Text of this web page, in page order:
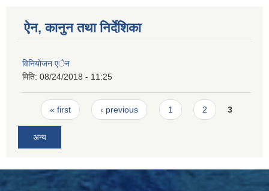
ऐन, कानुन तथा निर्देशिका
विनियाेजन एेन
मिति: 08/24/2018 - 11:25
Pages
« first ‹ previous 1 2 3
अन्य